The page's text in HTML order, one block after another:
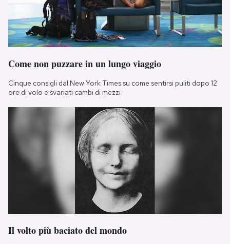
Come non puzzare in un lungo viaggio
Cinque consigli dal New York Times su come sentirsi puliti dopo 12
ore di volo e svariati cambi di mezzi
Il volto più baciato del mondo